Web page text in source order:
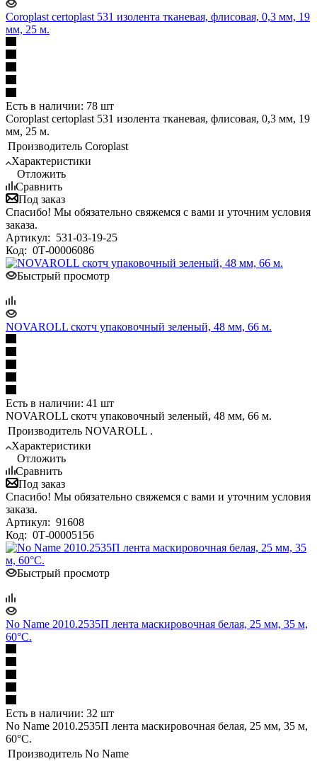
Coroplast certoplast 531 изолента тканевая, флисовая, 0,3 мм, 19
мм, 25 м.
Есть в наличии: 78 шт
Coroplast certoplast 531 изолента тканевая, флисовая, 0,3 мм, 19
мм, 25 м.
Производитель Coroplast
Характеристики
Отложить
Сравнить
Под заказ
Спасибо! Мы обязательно свяжемся с вами и уточним условия
заказа.
Артикул: 531-03-19-25
Код: 0Т-00006086
Быстрый просмотр
NOVAROLL cкотч упаковочный зеленый, 48 мм, 66 м.
Есть в наличии: 41 шт
NOVAROLL cкотч упаковочный зеленый, 48 мм, 66 м.
Производитель NOVAROLL .
Характеристики
Отложить
Сравнить
Под заказ
Спасибо! Мы обязательно свяжемся с вами и уточним условия
заказа.
Артикул: 91608
Код: 0Т-00005156
Быстрый просмотр
No Name 2010.2535П лента маскировочная белая, 25 мм, 35 м,
60°С.
Есть в наличии: 32 шт
No Name 2010.2535П лента маскировочная белая, 25 мм, 35 м,
60°С.
Производитель No Name